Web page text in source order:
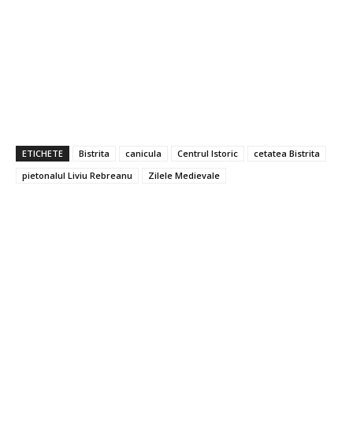
ETICHETE Bistrita canicula Centrul Istoric
cetatea Bistrita
pietonalul Liviu Rebreanu
Zilele Medievale